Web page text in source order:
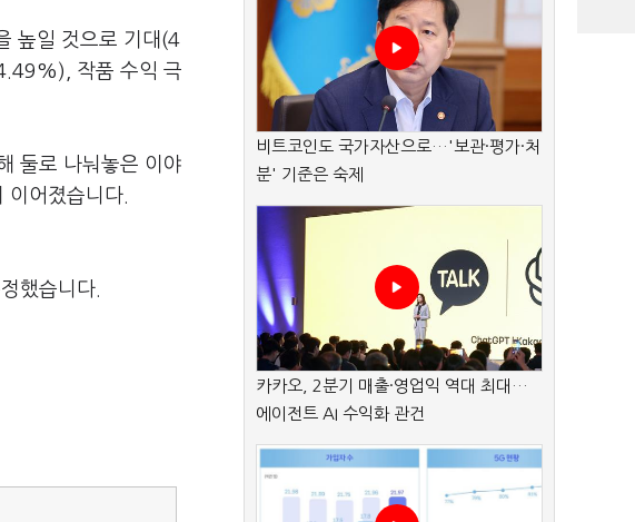
높일 것으로 기대(4
작품 수익 극
둘로 나눠놓은 이야
어졌습니다.
했습니다.
비트코인도 국가자산으로…'보관·평가·처
분' 기준은 숙제
카카오, 2분기 매출·영업익 역대 최대…
에이전트 AI 수익화 관건